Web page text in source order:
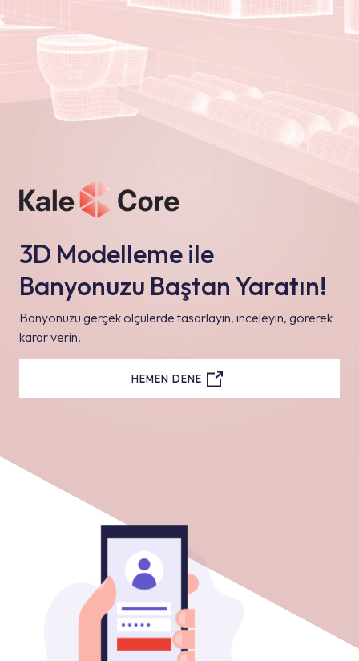
3D Modelleme ile
Banyonuzu Baştan Yaratın!
Banyonuzu gerçek ölçülerde tasarlayın, inceleyin, görerek
karar verin.
HEMEN DENE